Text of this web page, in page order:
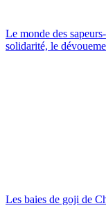
Le monde des
solidarité, le
Les baies de goji de